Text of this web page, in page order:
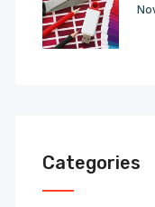
Categories